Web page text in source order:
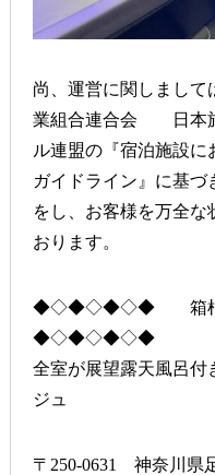
尚、運営に関しまして
業組合連合会 日本
ル連盟の『宿泊施設
ガイドライン』に基
をし、お客様を万全な
おります。
◆◇◆◇◆◇◆ 箱根フ
◆◇◆◇◆◇◆
全室が展望露天風呂付
ジュ
〒250-0631 神奈川県